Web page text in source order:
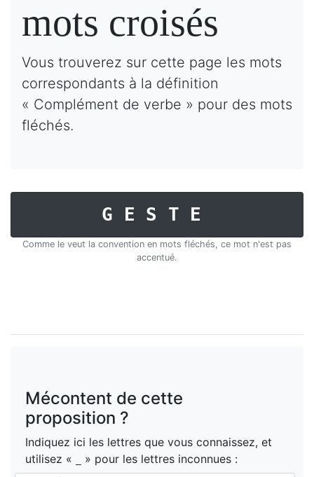
mots croisés
Vous trouverez sur cette page les mots
correspondants à la définition
« Complément de verbe » pour des mots
fléchés.
GESTE
Comme le veut la convention en mots fléchés, ce mot n'est pas
accentué.
Mécontent de cette
proposition ?
Indiquez ici les lettres que vous connaissez, et
utilisez «
» pour les lettres inconnues :